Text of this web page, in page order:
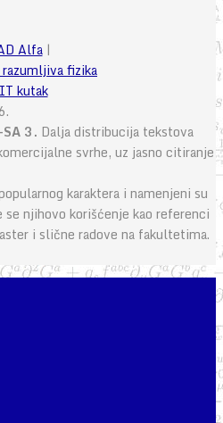
Alfa|
fizika
IT kutak
SA 3. Dalja distribucija tekstova
svrhe, uz jasno citiranje
karaktera i namenjeni su
njihovo korišćenje kao referenci
i slične radove na fakultetima.